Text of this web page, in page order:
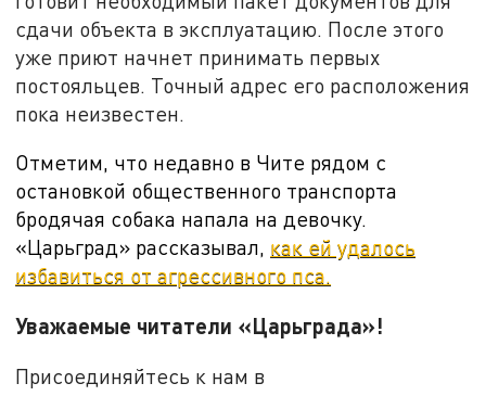
сдачи объекта в эксплуатацию. После этого
уже приют начнет принимать первых
постояльцев. Точный адрес его расположения
пока неизвестен.
Отметим, что недавно в Чите рядом с
остановкой общественного транспорта
бродячая собака напала на девочку.
«Царьград» рассказывал, как ей удалось
избавиться от агрессивного пса.
Уважаемые читатели «Царьграда»!
Присоединяйтесь к нам в